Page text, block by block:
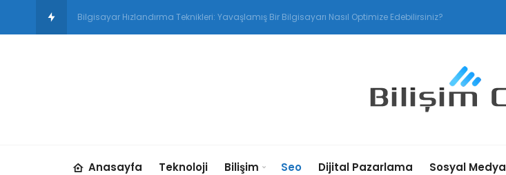
E-ticaret Siteleri İçin Etkili
Anasayfa Teknoloji Bilişim Seo Dijital Pazarlama Sosyal Medya